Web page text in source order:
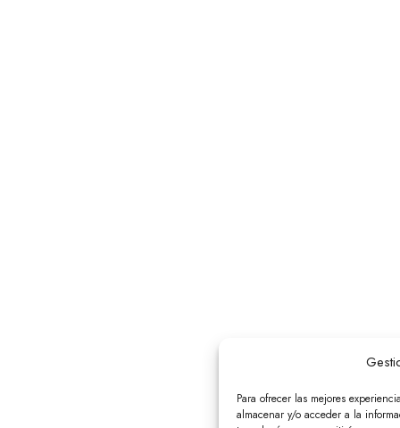
Para ofrecer las mejores
almacenar y/o acceder a la